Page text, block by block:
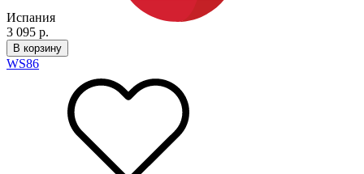
Испания
3 095 р.
В корзину
WS86